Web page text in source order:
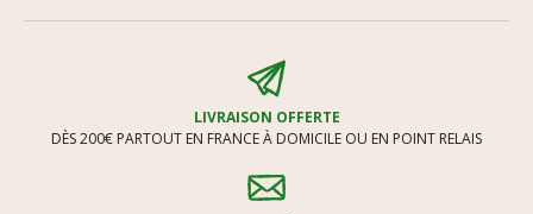
LIVRAISON OFFERTE
DÈS 200€ PARTOUT EN FRANCE À DOMICILE OU EN POINT RELAIS